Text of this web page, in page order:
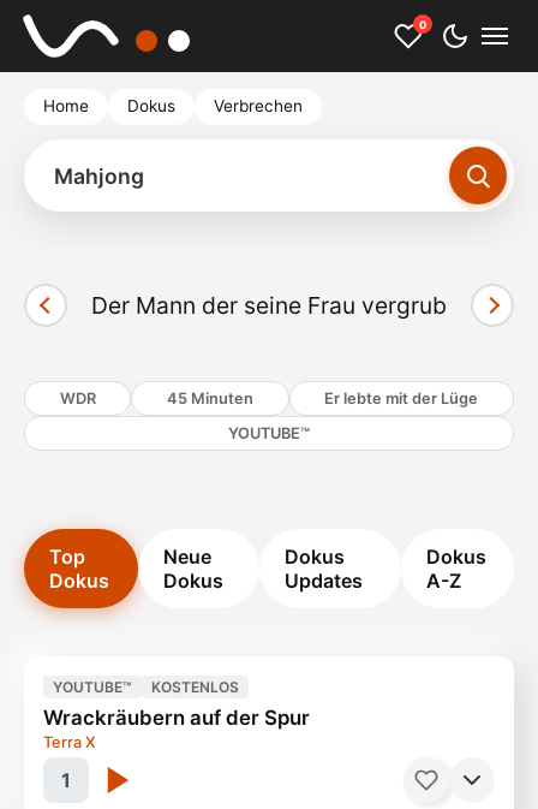
0
Home Dokus Verbrechen
Cookies akzeptieren und Video starten
Der Mann der seine Frau vergrub
WDR 45 Minuten
Er lebte mit der Lüge
YOUTUBE™
Top
Dokus
Neue
Dokus
Dokus
Updates
Dokus
A-Z
1
YOUTUBE™ KOSTENLOS
Wrackräubern auf der Spur
Terra X